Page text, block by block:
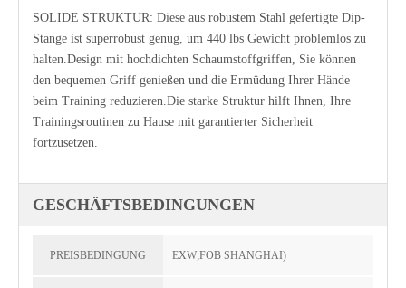
SOLIDE STRUKTUR: Diese aus robustem Stahl gefertigte Dip-
Stange ist superrobust genug, um 440 lbs Gewicht problemlos zu
halten.Design mit hochdichten Schaumstoffgriffen, Sie können
den bequemen Griff genießen und die Ermüdung Ihrer Hände
beim Training reduzieren.Die starke Struktur hilft Ihnen, Ihre
Trainingsroutinen zu Hause mit garantierter Sicherheit
fortzusetzen.
GESCHÄFTSBEDINGUNGEN
PREISBEDINGUNG EXW;FOB SHANGHAI)